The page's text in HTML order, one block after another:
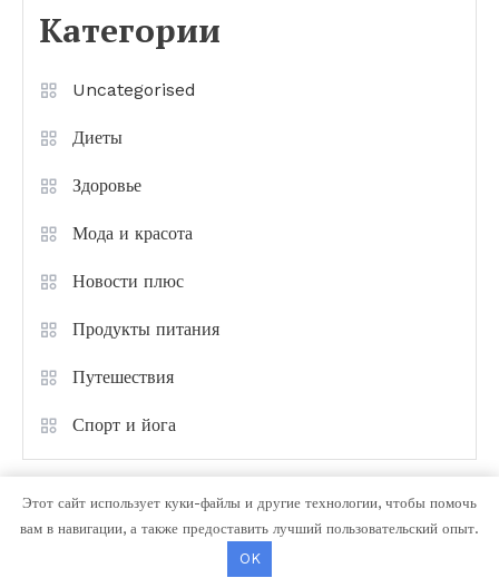
Категории
Uncategorised
Диеты
Здоровье
Мода и красота
Новости плюс
Продукты питания
Путешествия
Спорт и йога
Тема: Color Magazine от
Этот сайт использует куки-файлы и другие технологии, чтобы помочь
вам в навигации, а также предоставить лучший пользовательский опыт.
OK